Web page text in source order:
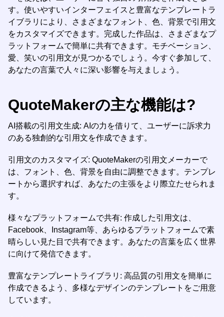
す。使いやすいインターフェイスと豊富なテンプレートラ
イブラリにより、さまざまなフォント、色、背景で引用文
をカスタマイズできます。完成した作品は、さまざまなプ
ラットフォームで簡単に共有できます。モチベーション、
愛、笑いの引用文が見つかるでしょう。今すぐ参加して、
あなたの言葉で人々に深い影響を与えましょう。
QuoteMakerの主な機能は?
AI搭載の引用文生成: AIの力を借りて、ユーザーに訴求力
のある独創的な引用文を作成できます。
引用文のカスタマイズ: QuoteMakerの引用文メーカーで
は、フォント、色、背景を自由に調整できます。テンプレ
ートから選択すれば、あなたの主張をより際立たせられま
す。
様々なプラットフォームで共有: 作成した引用文は、
Facebook、Instagram等、あらゆるプラットフォームで素
晴らしい見た目で共有できます。あなたの言葉を広く世界
に向けて発信できます。
豊富なテンプレートライブラリ: 高品質の引用文を簡単に
作成できるよう、多様なデザインのテンプレートをご用意
しています。